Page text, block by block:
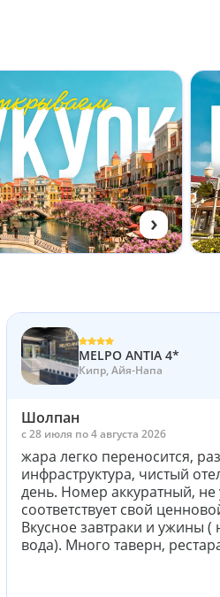
›
MELPO ANTIA 4*
Кипр, Айя-Напа
Шолпан
c 28 июля по 4 августа 2026
жара легко переносится,
инфраструктура, чистый
день. Номер аккуратный, не
соответствует свой
Вкусное завтраки и ужины (
вода). Много таверн,